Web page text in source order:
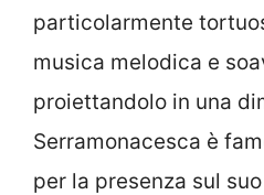
particolarmente
musica melodica e
proiettandolo in una
Serramonacesca è
per la presenza sul